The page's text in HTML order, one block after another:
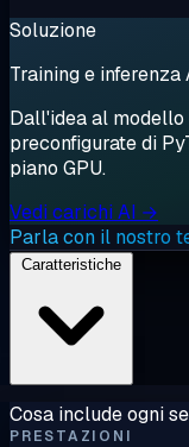
Soluzione
Training e inferenza
Dall'idea al
preconfigurate di
piano GPU.
Vedi carichi AI →
Parla con il nostro
Cosa include ogni
PRESTAZIONI